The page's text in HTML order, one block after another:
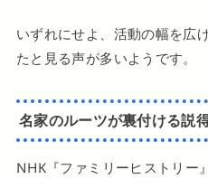
いずれにせよ、活動の幅を広
たと見る声が多いようです。
名家のルーツが裏付ける説
NHK『ファミリーヒストリー